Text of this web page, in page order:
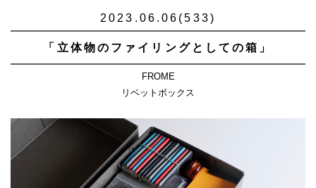
2023.06.06(533)
「立体物のファイリングとしての箱」
FROME
リベットボックス